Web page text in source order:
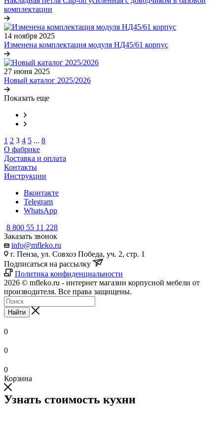
комплектации
14 ноября 2025
Изменена комплектация модуля НД45/61 корпус
27 июня 2025
Новый каталог 2025/2026
Показать еще
1 2 3 4 5 ... 8
О фабрике
Доставка и оплата
Контакты
Инструкции
Вконтакте
Telegram
WhatsApp
8 800 55 11 228
Заказать звонок
info@mfleko.ru
г. Пенза, ул. Совхоз Победа, уч. 2, стр. 1
Подписаться на рассылку
Политика конфиденциальности
2026 © mfleko.ru - интернет магазин корпусной мебели от
производителя. Все права защищены.
Найти
0
0
0
Корзина
Узнать стоимость кухни